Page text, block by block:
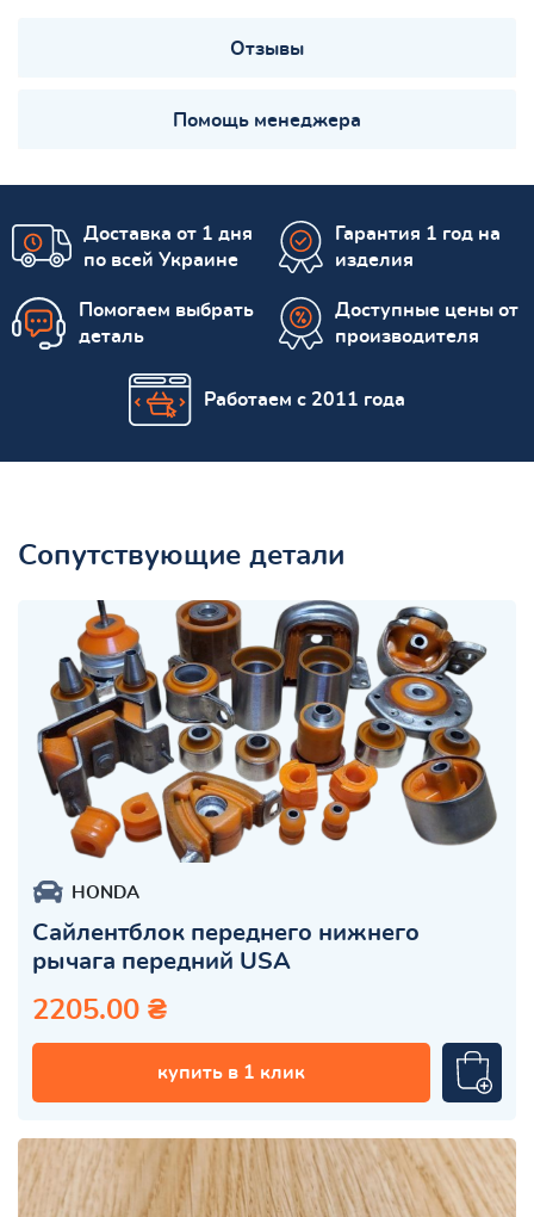
Отзывы
Помощь менеджера
Доставка от 1 дня
по всей Украине
Гарантия 1 год на
изделия
Помогаем выбрать
деталь
Доступные цены от
производителя
Работаем с 2011 года
Сопутствующие детали
HONDA
Сайлентблок переднего нижнего
рычага передний USA
2205.00 ₴
купить в 1 клик